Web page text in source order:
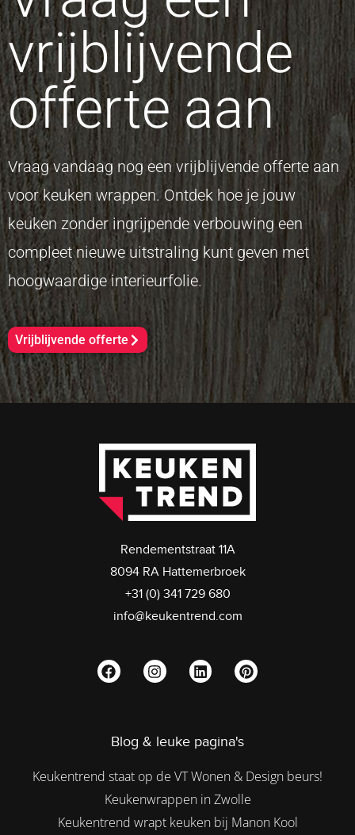
vrijblijvende
offerte aan
Vraag vandaag nog een vrijblijvende offerte aan
voor keuken wrappen. Ontdek hoe je jouw
keuken zonder ingrijpende verbouwing een
compleet nieuwe uitstraling kunt geven met
hoogwaardige interieurfolie.
Vrijblijvende offerte
Rendementstraat 11A
8094 RA Hattemerbroek
+31 (0) 341 729 680
info@keukentrend.com
Blog & leuke pagina's
Keukentrend staat op de VT Wonen & Design beurs!
Keukenwrappen in Zwolle
Keukentrend wrapt keuken bij Manon Kool